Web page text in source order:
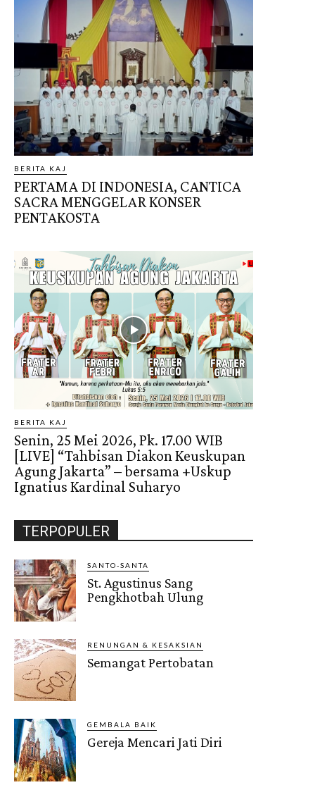
BERITA KAJ
PERTAMA DI INDONESIA, CANTICA
SACRA MENGGELAR KONSER
PENTAKOSTA
BERITA KAJ
Senin, 25 Mei 2026, Pk. 17.00 WIB
[LIVE] “Tahbisan Diakon Keuskupan
Agung Jakarta” – bersama +Uskup
Ignatius Kardinal Suharyo
TERPOPULER
SANTO-SANTA
St. Agustinus Sang
Pengkhotbah Ulung
RENUNGAN & KESAKSIAN
Semangat Pertobatan
GEMBALA BAIK
Gereja Mencari Jati Diri